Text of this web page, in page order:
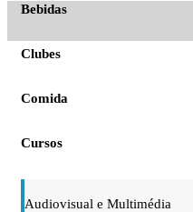
Bebidas
Clubes
Comida
Cursos
Audiovisual e Multimédia